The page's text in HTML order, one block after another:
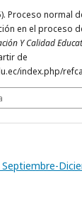
Proceso normal
en el proceso
Y Calidad
de
index.php/